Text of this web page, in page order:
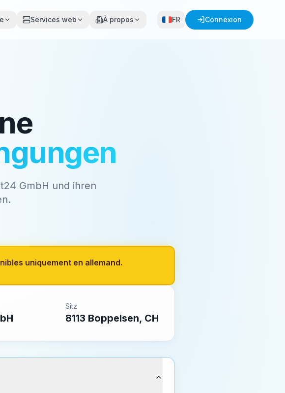
Services web À propos FR Connexion
GmbH und ihren
uniquement en allemand.
Sitz
8113 Boppelsen, CH